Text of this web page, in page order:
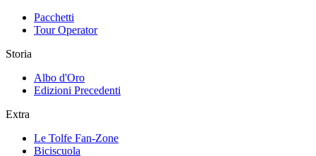
Pacchetti
Tour Operator
Storia
Albo d'Oro
Edizioni Precedenti
Extra
Le Tolfe Fan-Zone
Biciscuola